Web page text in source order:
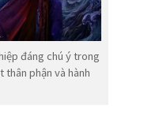
đáng chú ý trong
thân phận và hành